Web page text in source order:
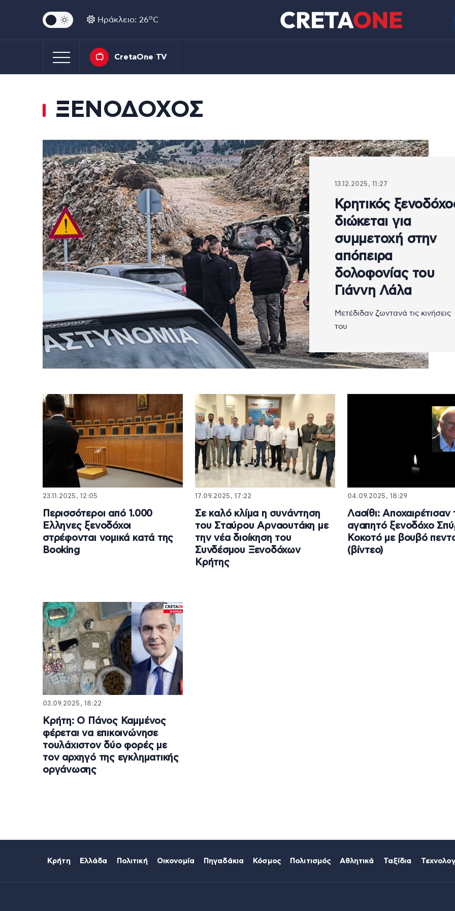
Ηράκλειο: 26oC
CretaOne TV
ΞΕΝΟΔΟΧΟΣ
13.12.2025, 11:27
Κρητικός
διώκεται για
συμμετοχή στην
απόπειρα
δολοφονίας του
Γιάννη Λάλα
Μετέδιδαν ζωντανά τις κινήσεις
του
23.11.2025, 12:05
Περισσότεροι από 1.000
Ελληνες ξενοδόχοι
στρέφονται νομικά κατά της
Booking
17.09.2025, 17:22
Σε καλό κλίμα η συνάντηση
του Σταύρου Αρναουτάκη με
την νέα διοίκηση του
Συνδέσμου Ξενοδόχων
Κρήτης
04.09.2025, 18:29
Λασίθι: Aποχαιρέτισαν
αγαπητό ξενοδόχο
Κοκοτό με βουβό
(βίντεο)
03.09.2025, 18:22
Κρήτη: Ο Πάνος Καμμένος
φέρεται να επικοινώνησε
τουλάχιστον δύο φορές με
τον αρχηγό της εγκληματικής
οργάνωσης
Κρήτη Ελλάδα Πολιτική Οικονομία Πηγαδάκια Κόσμος Πολιτισμός Αθλητικά Ταξίδια